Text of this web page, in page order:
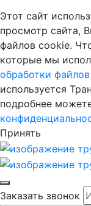
Этот сайт
просмотр сайта,
файлов cookie.
которые мы
обработки
используется
подробнее
Принять
Заказать звонок